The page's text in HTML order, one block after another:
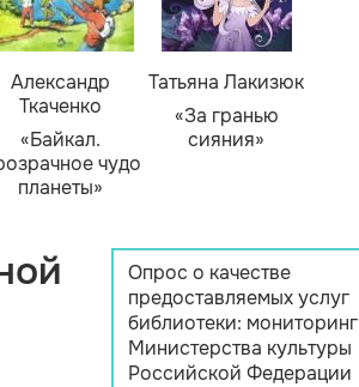
Александр
Ткаченко
«Байкал.
чудо
планеты»
Татьяна Лакизюк
«За гранью
сияния»
Опрос о качестве
предоставляемых услуг
библиотеки: мониторинг
Министерства культуры
Российской Федерации